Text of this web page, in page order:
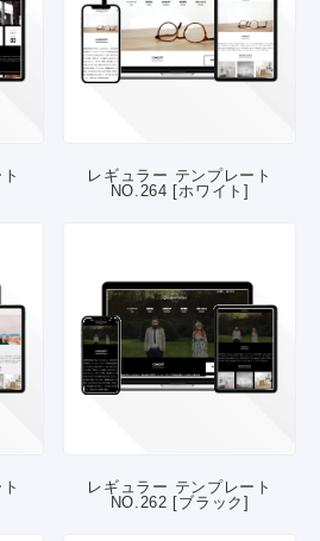
レギュラー テンプレート
NO.264 [ホワイト]
レギュラー テンプレート
NO.262 [ブラック]